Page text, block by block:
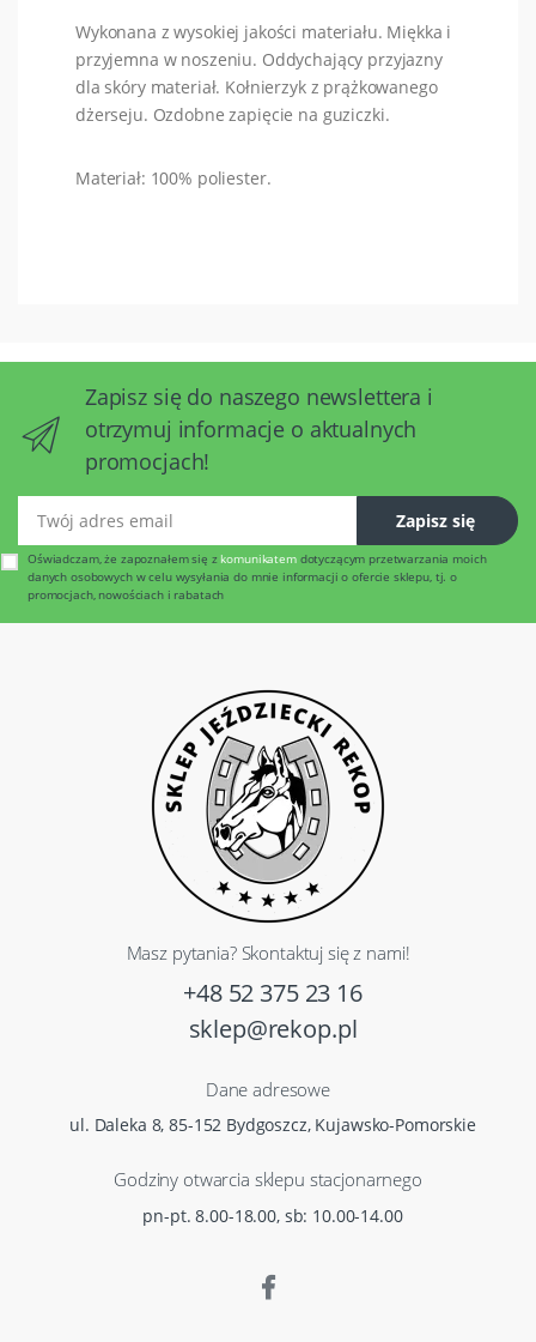
Wykonana z wysokiej jakości materiału. Miękka i
przyjemna w noszeniu. Oddychający przyjazny
dla skóry materiał. Kołnierzyk z prążkowanego
dżerseju. Ozdobne zapięcie na guziczki.
Materiał: 100% poliester.
Zapisz się do naszego newslettera i
otrzymuj informacje o aktualnych
promocjach!
Zapisz się
Oświadczam, że zapoznałem się z komunikatemdotyczącym przetwarzania moich
danych osobowych w celu wysyłania do mnie informacji o ofercie sklepu, tj. o
promocjach, nowościach i rabatach
Masz pytania? Skontaktuj się z nami!
+48 52 375 23 16
sklep@rekop.pl
Dane adresowe
ul. Daleka 8, 85-152 Bydgoszcz, Kujawsko-Pomorskie
Godziny otwarcia sklepu stacjonarnego
pn-pt. 8.00-18.00, sb: 10.00-14.00